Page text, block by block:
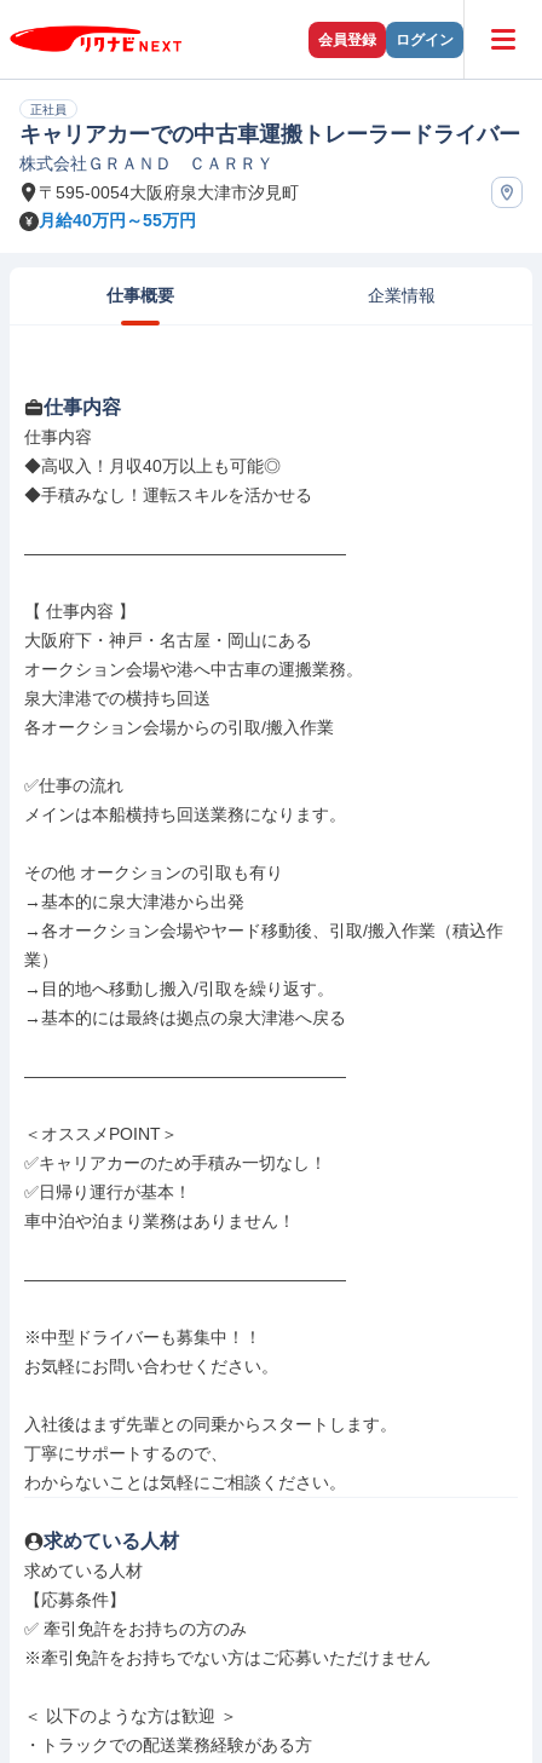
会員登録 ログイン
正社員
キャリアカーでの中古車運搬トレーラードライバー
株式会社ＧＲＡＮＤ ＣＡＲＲＹ
〒595-0054大阪府泉大津市汐見町
月給40万円～55万円
仕事概要 企業情報
仕事内容
仕事内容
◆高収入！月収40万以上も可能◎
◆手積みなし！運転スキルを活かせる
―――――――――――――――――――
【 仕事内容 】
大阪府下・神戸・名古屋・岡山にある
オークション会場や港へ中古車の運搬業務。
泉大津港での横持ち回送
各オークション会場からの引取/搬入作業
✅仕事の流れ
メインは本船横持ち回送業務になります。
その他 オークションの引取も有り
→基本的に泉大津港から出発
→各オークション会場やヤード移動後、引取/搬入作業（積込作
業）
→目的地へ移動し搬入/引取を繰り返す。
→基本的には最終は拠点の泉大津港へ戻る
―――――――――――――――――――
＜オススメPOINT＞
✅キャリアカーのため手積み一切なし！
✅日帰り運行が基本！
車中泊や泊まり業務はありません！
―――――――――――――――――――
※中型ドライバーも募集中！！
お気軽にお問い合わせください。
入社後はまず先輩との同乗からスタートします。
丁寧にサポートするので、
わからないことは気軽にご相談ください。
求めている人材
求めている人材
【応募条件】
✅ 牽引免許をお持ちの方のみ
※牽引免許をお持ちでない方はご応募いただけません
＜ 以下のような方は歓迎 ＞
・トラックでの配送業務経験がある方